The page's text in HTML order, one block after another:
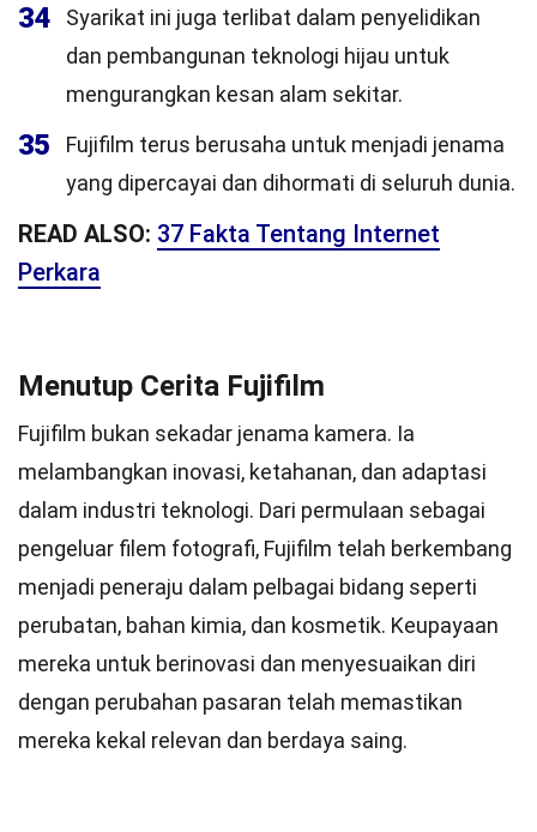
34
Syarikat ini juga terlibat dalam penyelidikan
dan pembangunan teknologi hijau untuk
mengurangkan kesan alam sekitar.
35
Fujifilm terus berusaha untuk menjadi jenama
yang dipercayai dan dihormati di seluruh dunia.
READ ALSO: 37 Fakta Tentang Internet
Perkara
Menutup Cerita Fujifilm
Fujifilm bukan sekadar jenama kamera. Ia
melambangkan inovasi, ketahanan, dan adaptasi
dalam industri teknologi. Dari permulaan sebagai
pengeluar filem fotografi, Fujifilm telah berkembang
menjadi peneraju dalam pelbagai bidang seperti
perubatan, bahan kimia, dan kosmetik. Keupayaan
mereka untuk berinovasi dan menyesuaikan diri
dengan perubahan pasaran telah memastikan
mereka kekal relevan dan berdaya saing.